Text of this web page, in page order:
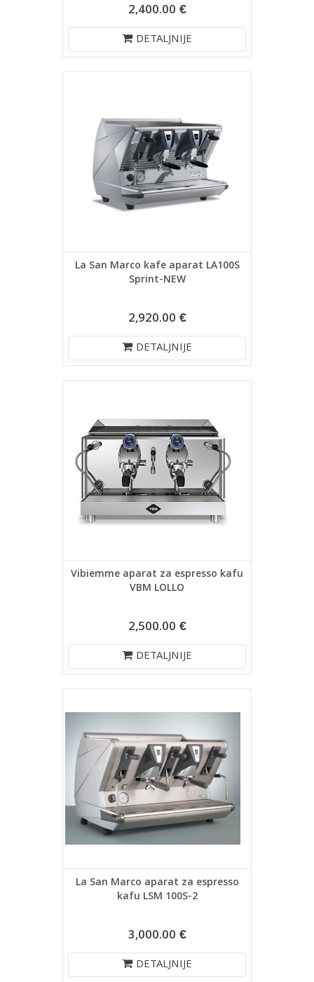
2,400.00 €
DETALJNIJE
La San Marco kafe aparat LA100S
Sprint-NEW
2,920.00 €
DETALJNIJE
Vibiemme aparat za espresso kafu
VBM LOLLO
2,500.00 €
DETALJNIJE
La San Marco aparat za espresso
kafu LSM 100S-2
3,000.00 €
DETALJNIJE